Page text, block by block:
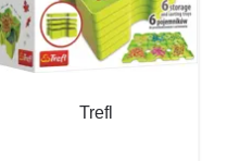
Trefl